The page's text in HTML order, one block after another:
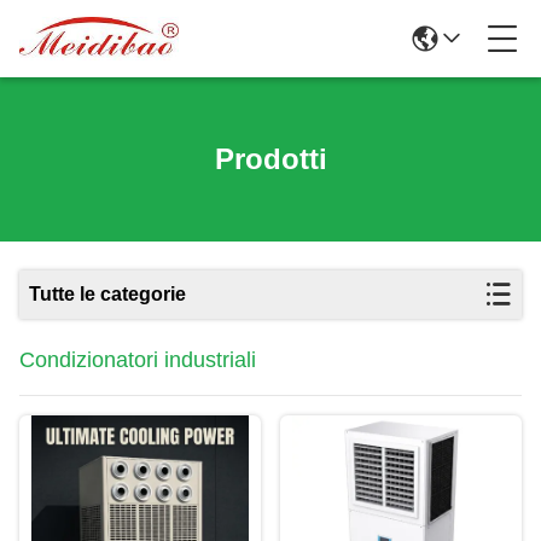
Prodotti
Tutte le categorie
Condizionatori industriali